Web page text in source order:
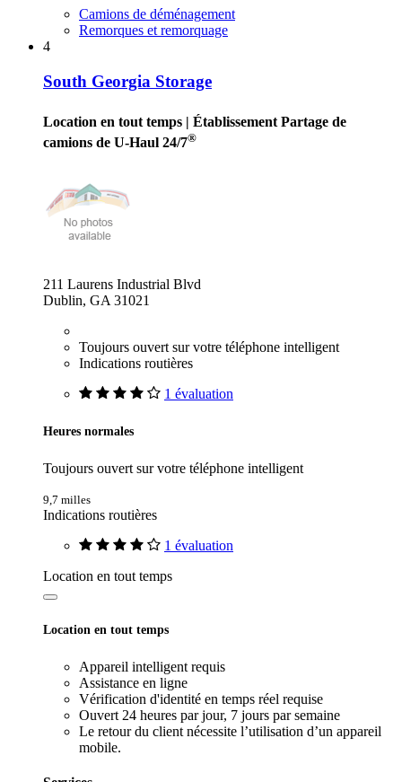
Camions de déménagement
Remorques et remorquage
4
South Georgia Storage
Location en tout temps | Établissement Partage de
camions de U-Haul 24/7®
211 Laurens Industrial Blvd
Dublin, GA 31021
Toujours ouvert sur votre téléphone intelligent
Indications routières
1 évaluation
Heures normales
Toujours ouvert sur votre téléphone intelligent
9,7 milles
Indications routières
1 évaluation
Location en tout temps
Location en tout temps
Appareil intelligent requis
Assistance en ligne
Vérification d'identité en temps réel requise
Ouvert 24 heures par jour, 7 jours par semaine
Le retour du client nécessite l’utilisation d’un appareil
mobile.